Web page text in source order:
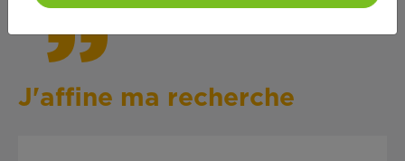
J'affine ma recherche